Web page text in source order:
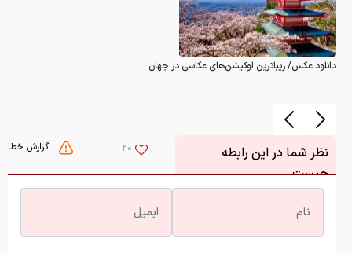
دانلود عکس/ زیباترین لوکیشن‌های عکاسی در جهان
گزارش خطا 20
نظر شما در این رابطه
چیست